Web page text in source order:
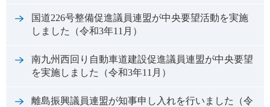
国道226号整備促進議員連盟が中央要望活動を実施
しました（令和3年11月）
南九州西回り自動車道建設促進議員連盟が中央要望
を実施しました（令和3年11月）
離島振興議員連盟が知事申し入れを行いました（令